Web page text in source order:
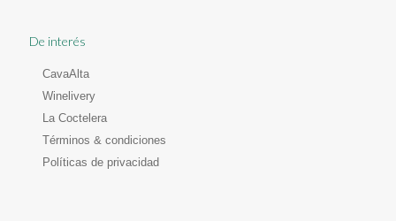
De interés
CavaAlta
Winelivery
La Coctelera
Términos & condiciones
Políticas de privacidad